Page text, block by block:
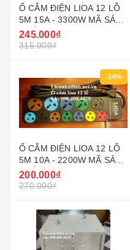
Ổ CẮM ĐIỆN LIOA 12 LỖ
5M 15A - 3300W MÃ SẢN
PHẨM 5D7SN15A5.2
245.000₫
315.000₫
-26%
Ổ CẮM ĐIỆN LIOA 12 LỖ
5M 10A - 2200W MÃ SẢN
PHẨM 5D7SN5.2
200.000₫
270.000₫